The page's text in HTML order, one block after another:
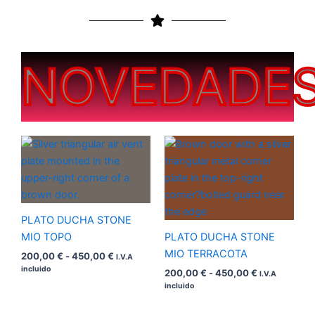
PLATO DUCHA STONE
MIO TOPO
200,00€ -450,00€
Rango
precios:
desde
hasta
I.V.A
incluido
PLATO DUCHA STONE
MIO TERRACOTA
200,00€ -450,00€
Rango
precios:
desde
200,00 €
hasta
I.V.A
incluido